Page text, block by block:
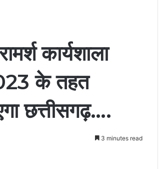
कार्यशाला
के तहत
छत्तीसगढ़….
3 minutes read